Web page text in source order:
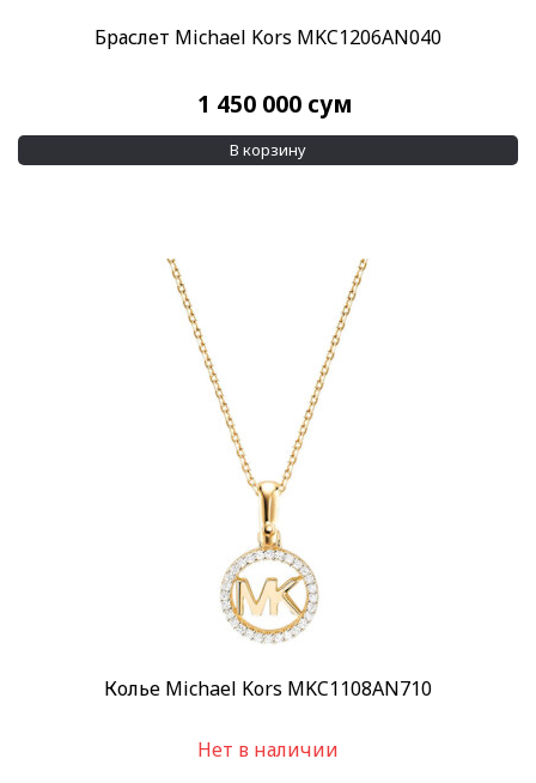
Браслет Michael Kors MKC1206AN040
1 450 000 сум
В корзину
Колье Michael Kors MKC1108AN710
Нет в наличии